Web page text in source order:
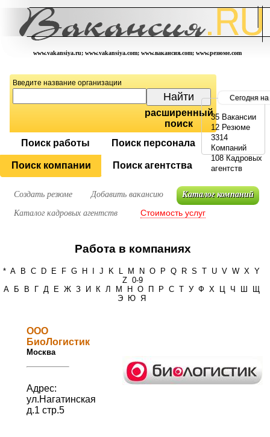
www.vakansiya.ru; www.vakansiya.com; www.вакансия.com; www.резюме.com
Введите название организации
расширенный
поиск
Поиск работы
Поиск персонала
Поиск компании Поиск агентства
Сегодня на
35 Вакансии
12 Резюме
3314
Компаний
108 Кадровых
агентств
Создать резюме Добавить вакансию Каталог компаний
Каталог кадровых агентств Стоимость услуг
Работа в компаниях
* A B C D E F G H J K L M N O P Q R S T U V W X Y
Z 0-9
А
Б В Г Д Е Ж З И К Л М Н О П Р С Т У Ф Х Ц Ч Ш
Щ
Э
Ю Я
ООО
БиоЛогистик
Москва
Адрес:
ул.Нагатинская
д.1 стр.5